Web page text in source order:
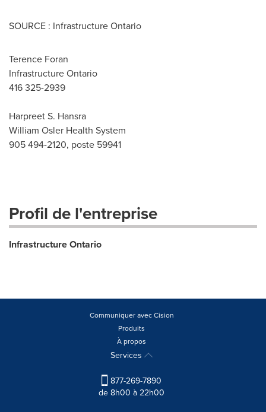
SOURCE : Infrastructure Ontario
Terence Foran
Infrastructure Ontario
416 325-2939
Harpreet S. Hansra
William Osler Health System
905 494-2120, poste 59941
Profil de l'entreprise
Infrastructure Ontario
Communiquer avec Cision
Produits
À propos
Services
877-269-7890
de 8h00 à 22h00